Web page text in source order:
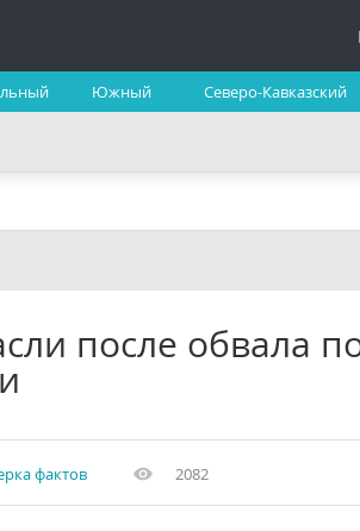
Южный Северо-Кавказский
после обвала
фактов 2082